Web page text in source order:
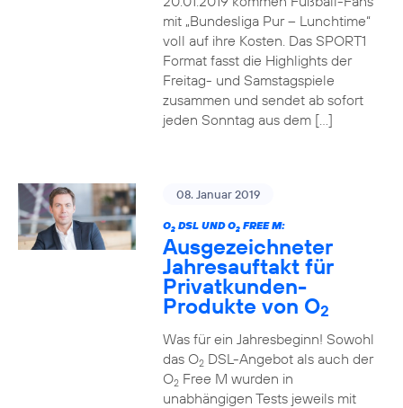
mit „Bundesliga Pur – Lunchtime“
voll auf ihre Kosten. Das SPORT1
Format fasst die Highlights der
Freitag- und Samstagspiele
zusammen und sendet ab sofort
jeden Sonntag aus dem […]
08. Januar 2019
O2DSL UND O2FREE M:
Ausgezeichneter
Jahresauftakt für
Privatkunden-
Produkte von O2
Was für ein Jahresbeginn! Sowohl
das O2DSL-Angebot als auch der
O2Free M wurden in
unabhängigen Tests jeweils mit